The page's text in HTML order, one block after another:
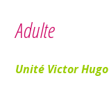
Adulte
Unité Victor Hugo